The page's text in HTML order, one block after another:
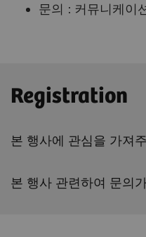
문의 : 커뮤니케이
Registration
본 행사에 관심을 가져
본 행사 관련하여 문의